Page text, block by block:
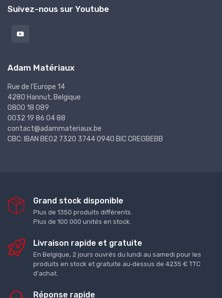
Suivez-nous sur Youtube
Adam Matériaux
Rue de l'Europe 14
4280 Hannut, Belgique
0800 18 089
0032 19 86 04 88
contact@adammateriaux.be
CBC: IBAN BE02 7320 3744 0940 BIC CREGBEBB
Grand stock disponible
Plus de 1350 produits différents.
Plus de 100 000 unités en stock.
Livraison rapide et gratuite
En Belgique, 2 jours ouvrés du lundi au samedi pour les
produits en stock et gratuite au‑dessus de 4235 € TTC
d'achat.
Réponse rapide